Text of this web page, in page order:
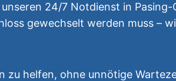
24/7 Notdienst in
gewechselt werden muss –
zu helfen, ohne unnötige